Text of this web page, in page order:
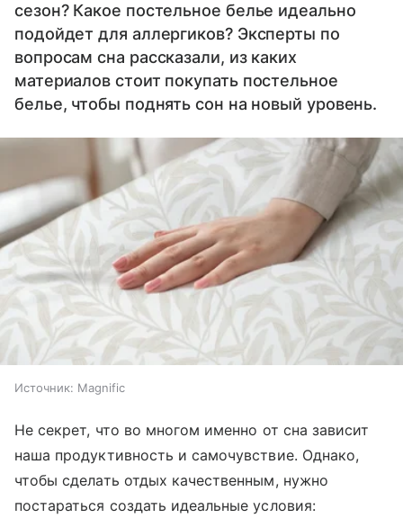
сезон? Какое постельное белье идеально
подойдет для аллергиков? Эксперты по
вопросам сна рассказали, из каких
материалов стоит покупать постельное
белье, чтобы поднять сон на новый уровень.
Источник: Magnific
Не секрет, что во многом именно от сна зависит
наша продуктивность и самочувствие. Однако,
чтобы сделать отдых качественным, нужно
постараться создать идеальные условия: